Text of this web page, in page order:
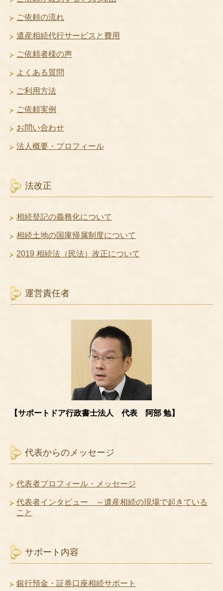
ご依頼の流れ
遺産相続代行サービスと費用
ご依頼者様の声
よくある質問
ご利用方法
ご依頼実例
お問い合わせ
法人概要・プロフィール
法改正
相続登記の義務化について
相続土地の国庫帰属制度について
2019 相続法（民法）改正について
運営責任者
【サポートドア行政書士法人 代表 阿部 勉】
代表からのメッセージ
代表者プロフィール・メッセージ
代表者インタビュー ～遺産相続の現場で起きている
こと
サポート内容
銀行預金・証券口座相続サポート